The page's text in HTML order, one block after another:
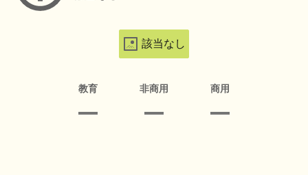
該当なし
教育 非商用 商用